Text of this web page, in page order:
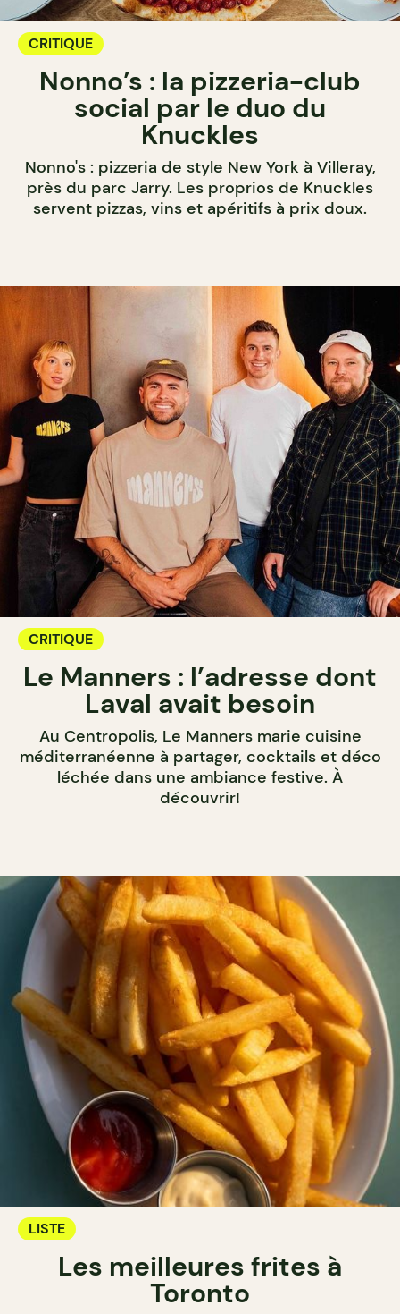
CRITIQUE
Nonno’s : la pizzeria-club
social par le duo du
Knuckles
Nonno's : pizzeria de style New York à Villeray,
près du parc Jarry. Les proprios de Knuckles
servent pizzas, vins et apéritifs à prix doux.
CRITIQUE
Le Manners : l’adresse dont
Laval avait besoin
Au Centropolis, Le Manners marie cuisine
méditerranéenne à partager, cocktails et déco
léchée dans une ambiance festive. À
découvrir!
LISTE
Les meilleures frites à
Toronto